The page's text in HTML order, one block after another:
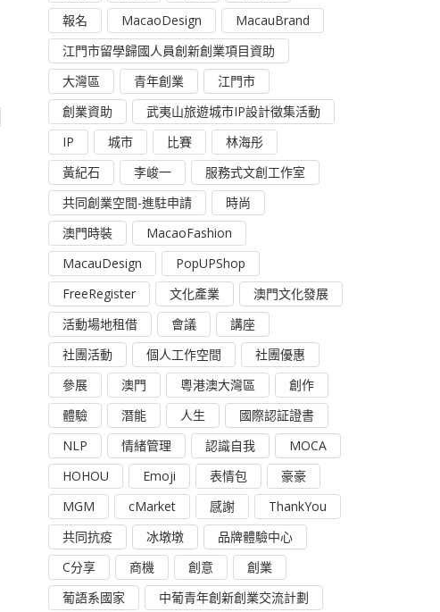
報名
MacaoDesign
MacauBrand
江門市留學歸國人員創新創業項目資助
大灣區
青年創業
江門市
創業資助
武夷山旅遊城市IP設計徵集活動
IP
城市 比賽
林海彤
黃紀石
李峻一
服務式文創工作室
共同創業空間-進駐申請
時尚
澳門時裝
MacaoFashion
MacauDesign
PopUPShop
FreeRegister
文化產業
澳門文化發展
活動場地租借
會議
講座
社團活動
個人工作空間
社團優惠
參展
澳門 粵港澳大灣區
創作
體驗
潛能 人生
國際認証證書
NLP
情緒管理 認識自我
MOCA
HOHOU
Emoji 表情包
豪豪
MGM
cMarket 感謝
ThankYou
共同抗疫
冰墩墩
品牌體驗中心
C分享
商機 創意
創業
葡語系國家
中葡青年創新創業交流計劃